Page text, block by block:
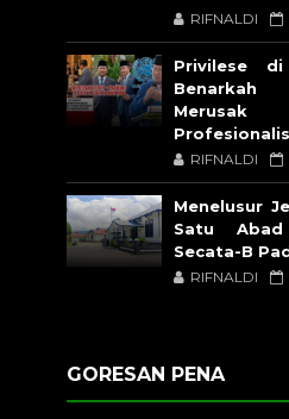
RIFNALDI
Privilese
Benarkah
RIFNALDI
Menelusur
Satu
Secata-B
RIFNALDI
GORESAN PENA